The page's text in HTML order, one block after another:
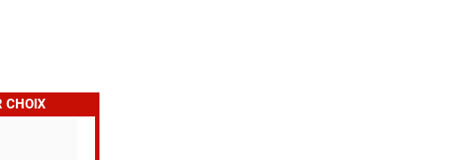
CHOIX